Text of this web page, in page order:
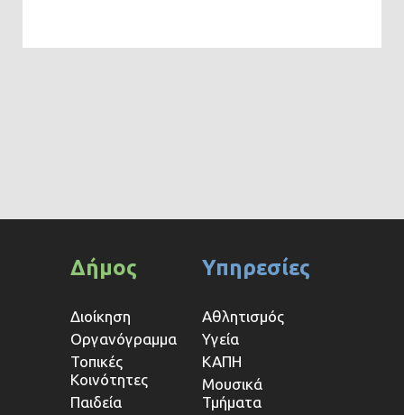
Δήμος
Διοίκηση
Οργανόγραμμα
Τοπικές
Κοινότητες
Παιδεία
Υπηρεσίες
Αθλητισμός
Υγεία
ΚΑΠΗ
Μουσικά
Τμήματα